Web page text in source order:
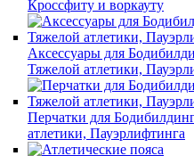
Кроссфиту и воркауту
Аксессуары для
Тяжелой атлетики,
Перчатки для
атлетики, Пауэрлифтинга